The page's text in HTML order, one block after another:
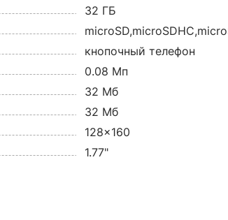
32 ГБ
кнопочный телефон
0.08 Мп
32 Мб
32 Мб
128x160
1.77"